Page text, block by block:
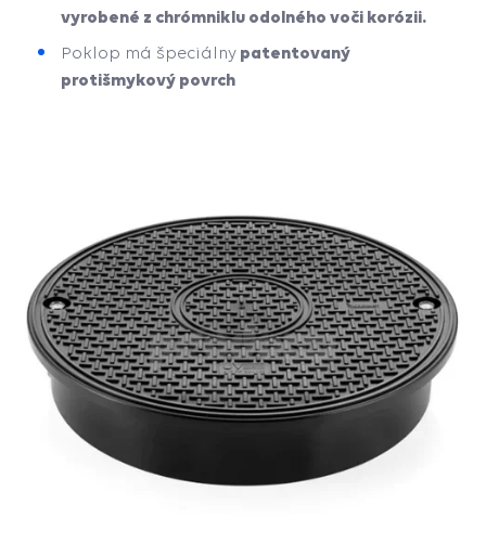
vyrobené z chrómniklu odolného voči korózii.
Poklop má špeciálny patentovaný
protišmykový povrch